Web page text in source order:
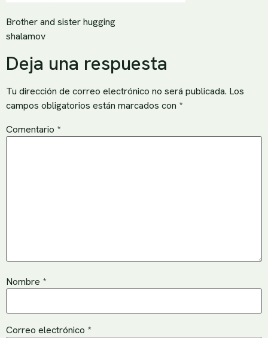
Brother and sister hugging
shalamov
Deja una respuesta
Tu dirección de correo electrónico no será publicada. Los
campos obligatorios están marcados con *
Comentario *
Nombre *
Correo electrónico *